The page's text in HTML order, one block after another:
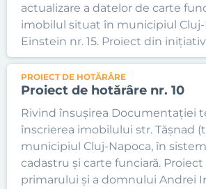
actualizare a datelor de carte
imobilul situat în municipiul Cluj-
Einstein nr. 15. Proiect din
PROIECT DE HOTĂRÂRE
Proiect de hotărâre nr. 10
Rivind însușirea Documentației
înscrierea imobilului str. Tășnad
municipiul Cluj-Napoca, în
cadastru și carte funciară.
primarului și a domnului Andrei